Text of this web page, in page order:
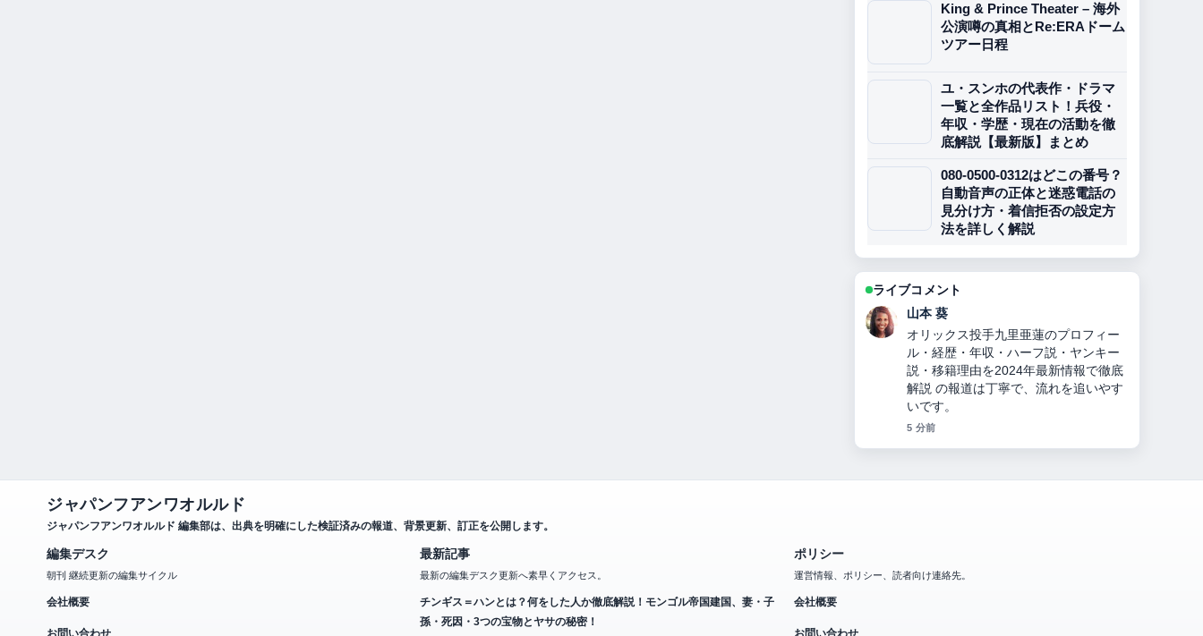
King & Prince Theater – 海外
公演噂の真相とRe:ERAドーム
ツアー日程
ユ・スンホの代表作・ドラマ
一覧と全作品リスト！兵役・
年収・学歴・現在の活動を徹
底解説【最新版】まとめ
080-0500-0312はどこの番号？
自動音声の正体と迷惑電話の
見分け方・着信拒否の設定方
法を詳しく解説
ライブコメント
山本 葵
オリックス投手九里亜蓮のプロフィー
ル・経歴・年収・ハーフ説・ヤンキー
説・移籍理由を2024年最新情報で徹底
解説 の報道は丁寧で、流れを追いやす
いです。
5 分前
ジャパンフアンワオルルド
ジャパンフアンワオルルド 編集部は、出典を明確にした検証済みの報道、背景更新、訂正を公開します。
編集デスク
朝刊 継続更新の編集サイクル
会社概要
お問い合わせ
最新記事
最新の編集デスク更新へ素早くアクセス。
チンギス＝ハンとは？何をした人か徹底解説！モンゴル帝国建国、妻・子
孫・死因・3つの宝物とヤサの秘密！
ポリシー
運営情報、ポリシー、読者向け連絡先。
会社概要
お問い合わせ